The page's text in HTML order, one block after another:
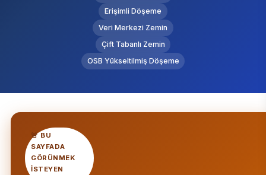
Erişimli Döşeme
Veri Merkezi Zemin
Çift Tabanlı Zemin
OSB Yükseltilmiş Döşeme
🚨 BU
SAYFADA
GÖRÜNMEK
ISTEYEN